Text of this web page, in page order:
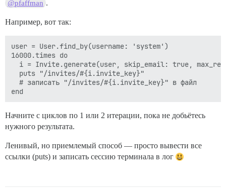
@pfaffman .
Например, вот так:
user = User.find_by(username: 'system')
16000.times do
i = Invite.generate(user, skip_email: true,
  puts "/invites/#{i.invite_key}"
  # записать "/invites/#{i.invite_key}" в файл
Начните с циклов по 1 или 2 итерации, пока не добьётесь
нужного результата.
Ленивый, но приемлемый способ — просто вывести все
ссылки (puts) и записать сессию терминала в лог